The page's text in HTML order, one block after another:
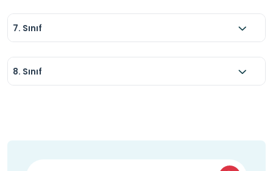
7. Sınıf
8. Sınıf